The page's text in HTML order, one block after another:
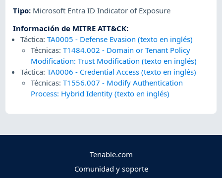
Tipo: Microsoft Entra ID Indicator of Exposure
Información de MITRE ATT&CK:
Táctica: TA0005 - Defense Evasion (texto en inglés)
Técnicas:T1484.002 - Domain or Tenant Policy
Modification: Trust Modification (texto en inglés)
Táctica: TA0006 - Credential Access (texto en inglés)
Técnicas:T1556.007 - Modify Authentication
Process: Hybrid Identity (texto en inglés)
Tenable.com
Comunidad y soporte